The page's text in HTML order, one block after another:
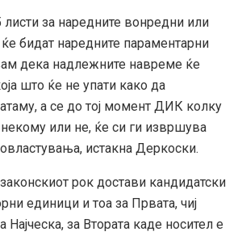
за наредните вонредни или
бидат наредните параментарни
дека надлежните навреме ќе
што ќе не упати како да
а се до тој момент ДИК колку
или не, ќе си ги извршува
истакна Деркоски.
рок достави кандидатски
единици и тоа за Првата, чиј
Најческа, за Втората каде носител е